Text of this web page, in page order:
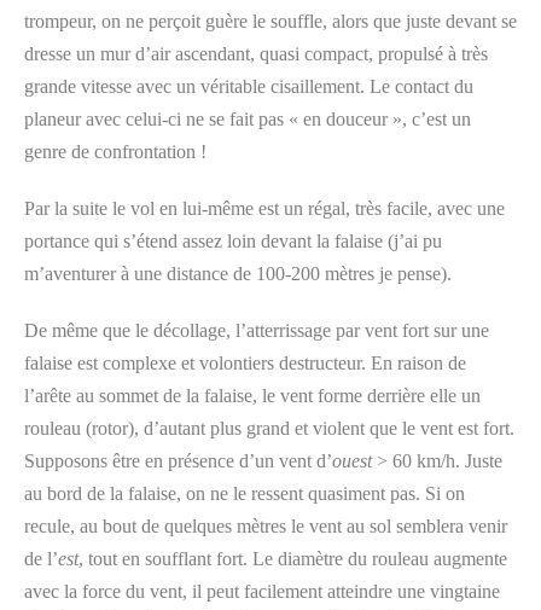
trompeur, on ne perçoit guère le souffle, alors que juste devant se
dresse un mur d’air ascendant, quasi compact, propulsé à très
grande vitesse avec un véritable cisaillement. Le contact du
planeur avec celui-ci ne se fait pas « en douceur », c’est un
genre de confrontation !
Par la suite le vol en lui-même est un régal, très facile, avec une
portance qui s’étend assez loin devant la falaise (j’ai pu
m’aventurer à une distance de 100-200 mètres je pense).
De même que le décollage, l’atterrissage par vent fort sur une
falaise est complexe et volontiers destructeur. En raison de
l’arête au sommet de la falaise, le vent forme derrière elle un
rouleau (rotor), d’autant plus grand et violent que le vent est fort.
Supposons être en présence d’un vent d’ouest> 60 km/h. Juste
au bord de la falaise, on ne le ressent quasiment pas. Si on
recule, au bout de quelques mètres le vent au sol semblera venir
de l’est, tout en soufflant fort. Le diamètre du rouleau augmente
avec la force du vent, il peut facilement atteindre une vingtaine